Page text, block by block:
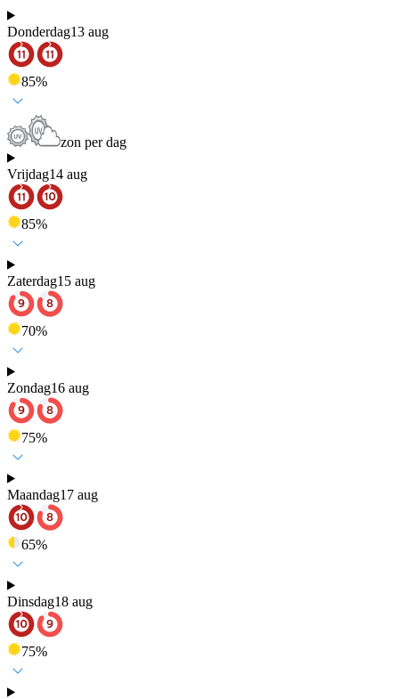
Donderdag13 aug
85%
zon per dag
Vrijdag14 aug
85%
Zaterdag15 aug
70%
Zondag16 aug
75%
Maandag17 aug
65%
Dinsdag18 aug
75%